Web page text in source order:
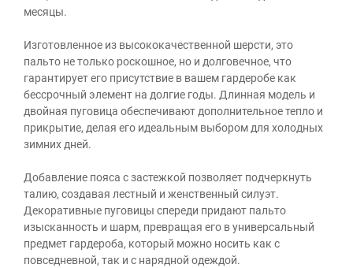
месяцы.
Изготовленное из высококачественной шерсти, это
пальто не только роскошное, но и долговечное, что
гарантирует его присутствие в вашем гардеробе как
бессрочный элемент на долгие годы. Длинная модель и
двойная пуговица обеспечивают дополнительное тепло и
прикрытие, делая его идеальным выбором для холодных
зимних дней.
Добавление пояса с застежкой позволяет подчеркнуть
талию, создавая лестный и женственный силуэт.
Декоративные пуговицы спереди придают пальто
изысканность и шарм, превращая его в универсальный
предмет гардероба, который можно носить как с
повседневной, так и с нарядной одеждой.